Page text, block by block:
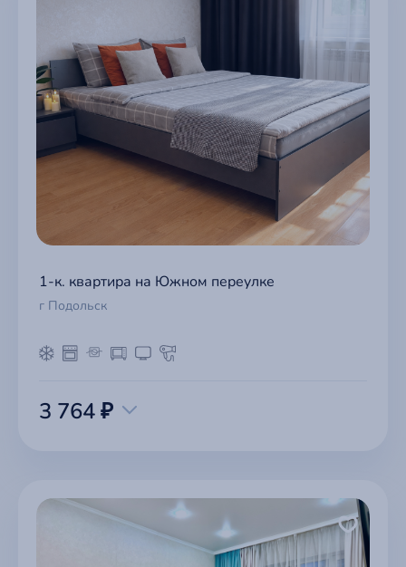
1-к. квартира на Южном переулке
г Подольск
3 764 ₽